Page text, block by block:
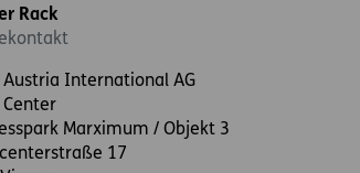
Rack
Austria International AG
Center
Marximum / Objekt 3
17